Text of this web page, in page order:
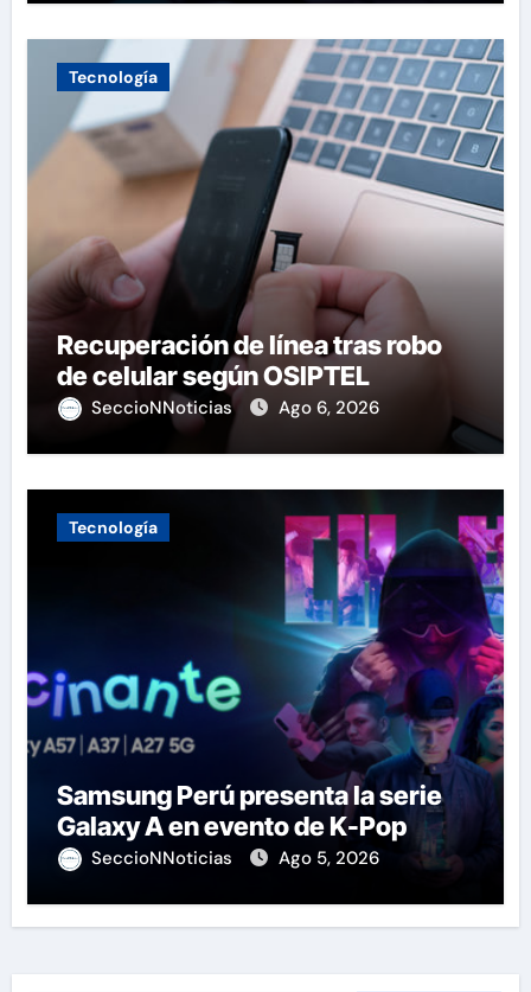
Tecnología
Recuperación de línea tras robo
de celular según OSIPTEL
SeccioNNoticias Ago 6, 2026
Tecnología
Samsung Perú presenta la serie
Galaxy A en evento de K-Pop
SeccioNNoticias Ago 5, 2026